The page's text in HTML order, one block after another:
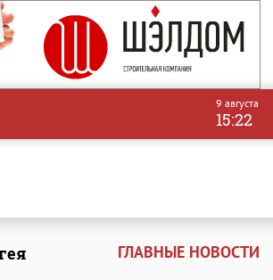
9 августа
15:22
ГЛАВНЫЕ НОВОСТИ